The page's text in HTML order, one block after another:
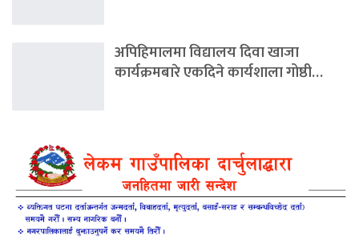
अपिहिमालमा विद्यालय दिवा खाजा
कार्यक्रमबारे एकदिने कार्यशाला गोष्ठी…